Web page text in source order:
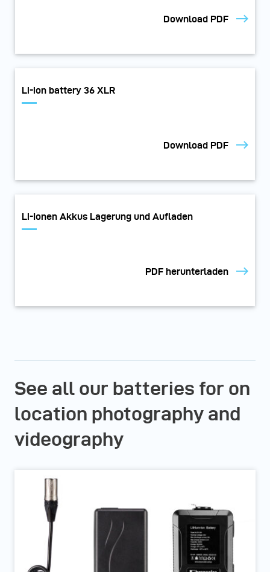
Download PDF
Li-ion battery 36 XLR
Download PDF
Li-Ionen Akkus Lagerung und Aufladen
PDF herunterladen
See all our batteries for on
location photography and
videography